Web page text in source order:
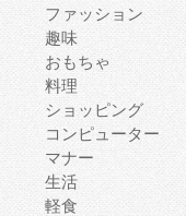
ファッション
趣味
おもちゃ
料理
ショッピング
コンピューター
マナー
生活
軽食